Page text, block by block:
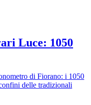
Luce: 1050
di Fiorano: i 1050
delle tradizionali